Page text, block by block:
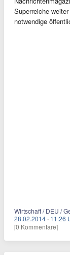
Superreiche
notwendige
Wirtschaft / DEU /
28.02.2014 · 11:26
[0 Kommentare]